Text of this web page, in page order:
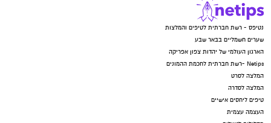
נטיפס - רשת חברתית לטיפים והמלצות
שערים חשמליים בבאר שבע
הארגון העולמי של יהדות צפון אפריקה
Netips -רשת חברתית לחכמת ההמונים
המלצה לסרט
המלצה לסדרה
טיפים ליחסים אישיים
העצמה עצמית